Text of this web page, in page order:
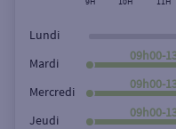
Rue
Lundi
Mardi
09h00-
Mercredi
09h00-
Jeudi
09h00-